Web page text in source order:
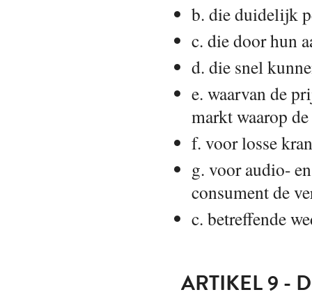
b. die duidelijk
c. die door hun
d. die snel
e. waarvan de
markt waarop
f. voor losse
g. voor audio-
consument de
c. betreffende
ARTIKEL 9 -